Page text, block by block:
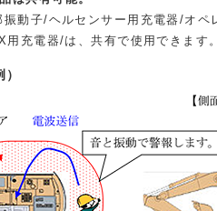
動子/ヘルセンサー用充電器/オペ
充電器/は、共有で使用できます。